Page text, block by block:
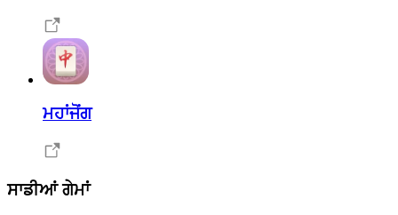
ਮਹਾਂਜੋਂਗ
ਸਾਡੀਆਂ ਗੇਮਾਂ